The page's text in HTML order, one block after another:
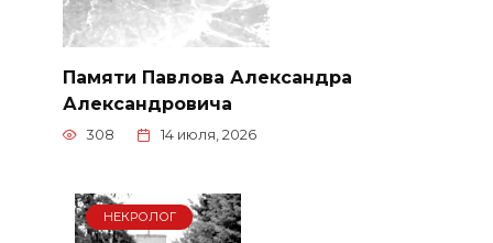
Памяти Павлова Александра
Александровича
308 14 июля, 2026
НЕКРОЛОГ